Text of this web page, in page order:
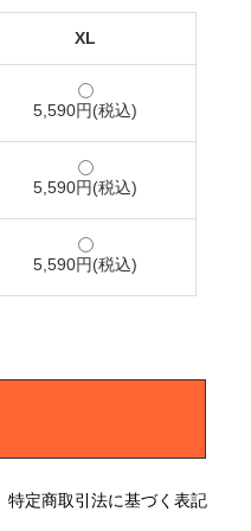
XL
5,590円(税込)
5,590円(税込)
5,590円(税込)
特定商取引法に基づく表記